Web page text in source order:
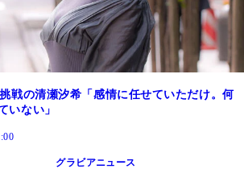
戦の清瀬汐希「感情に任せていただけ。何
いない」
グラビアニュース